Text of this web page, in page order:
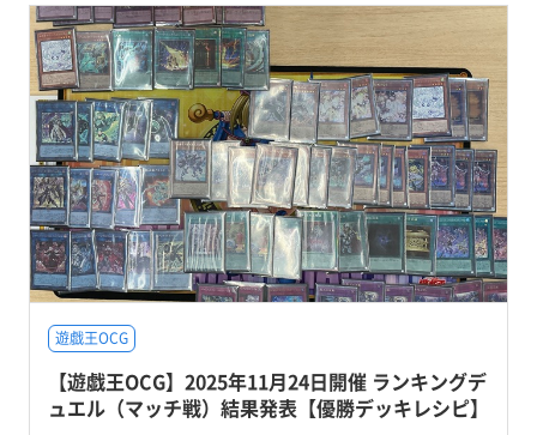
遊戯王OCG
【遊戯王OCG】2025年11月24日開催 ランキングデ
ュエル（マッチ戦）結果発表【優勝デッキレシピ】